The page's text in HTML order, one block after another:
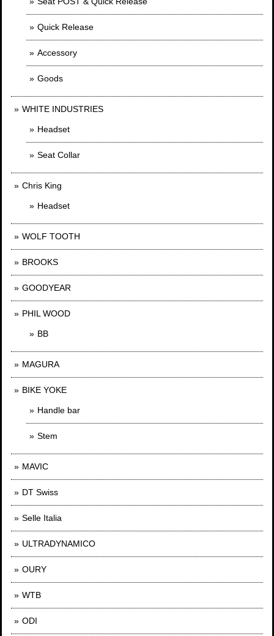
Quick Release
Accessory
Goods
WHITE INDUSTRIES
Headset
Seat Collar
Chris King
Headset
WOLF TOOTH
BROOKS
GOODYEAR
PHIL WOOD
BB
MAGURA
BIKE YOKE
Handle bar
Stem
MAVIC
DT Swiss
Selle Italia
ULTRADYNAMICO
OURY
WTB
ODI